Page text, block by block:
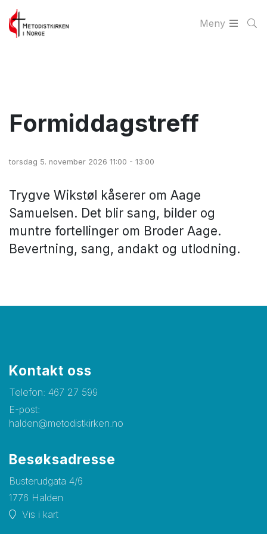
Meny
Formiddagstreff
torsdag 5. november 2026 11:00 - 13:00
Trygve Wikstøl kåserer om Aage
Samuelsen. Det blir sang, bilder og
muntre fortellinger om Broder Aage.
Bevertning, sang, andakt og utlodning.
Kontakt oss
Telefon: 467 27 599
E-post:
halden@metodistkirken.no
Besøksadresse
Busterudgata 4/6
1776 Halden
Vis i kart